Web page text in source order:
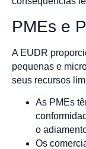
PMEs e
A EUDR
pequenas e
seus recursos
As PMEs
o
Os